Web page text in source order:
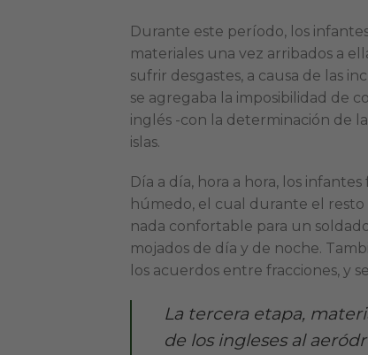
Durante este período, los
materiales una vez arribados a
sufrir desgastes, a causa de las
se agregaba la imposibilidad de
inglés -con la determinación de
islas.
Día a día, hora a hora, los
húmedo, el cual durante el resto
nada confortable para un
mojados de día y de noche.
los acuerdos entre fracciones, y
La tercera etapa,
de los ingleses al